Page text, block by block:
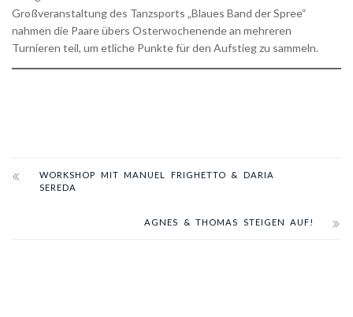
Großveranstaltung des Tanzsports „Blaues Band der Spree“
nahmen die Paare übers Osterwochenende an mehreren
Turnieren teil, um etliche Punkte für den Aufstieg zu sammeln.
WORKSHOP MIT MANUEL FRIGHETTO & DARIA
SEREDA
AGNES & THOMAS STEIGEN AUF!